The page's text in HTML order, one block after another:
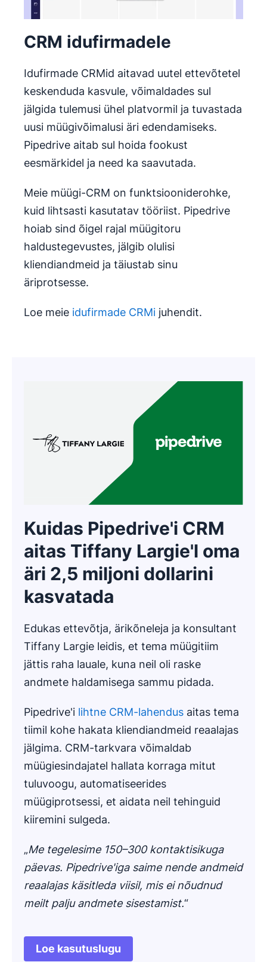
CRM idufirmadele
Idufirmade CRMid aitavad uutel ettevõtetel
keskenduda kasvule, võimaldades sul
jälgida tulemusi ühel platvormil ja tuvastada
uusi müügivõimalusi äri edendamiseks.
Pipedrive aitab sul hoida fookust
eesmärkidel ja need ka saavutada.
Meie müügi-CRM on funktsiooniderohke,
kuid lihtsasti kasutatav tööriist. Pipedrive
hoiab sind õigel rajal müügitoru
haldustegevustes, jälgib olulisi
kliendiandmeid ja täiustab sinu
äriprotsesse.
Loe meie idufirmade CRMi juhendit.
Kuidas Pipedrive'i CRM
aitas Tiffany Largie'l oma
äri 2,5 miljoni dollarini
kasvatada
Edukas ettevõtja, ärikõneleja ja konsultant
Tiffany Largie leidis, et tema müügitiim
jättis raha lauale, kuna neil oli raske
andmete haldamisega sammu pidada.
Pipedrive'i lihtne CRM-lahendus aitas tema
tiimil kohe hakata kliendiandmeid reaalajas
jälgima. CRM-tarkvara võimaldab
müügiesindajatel hallata korraga mitut
tuluvoogu, automatiseerides
müügiprotsessi, et aidata neil tehinguid
kiiremini sulgeda.
„Me tegelesime 150–300 kontaktisikuga
päevas. Pipedrive'iga saime nende andmeid
reaalajas käsitleda viisil, mis ei nõudnud
meilt palju andmete sisestamist.“
Loe kasutusluguAvaneb uues aknas